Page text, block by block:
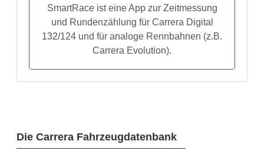
Die Carrera Fahrzeugdatenbank
SmartRace ist eine App zur Zeitmessung
und Rundenzählung für Carrera Digital
132/124 und für analoge Rennbahnen (z.B.
Carrera Evolution).